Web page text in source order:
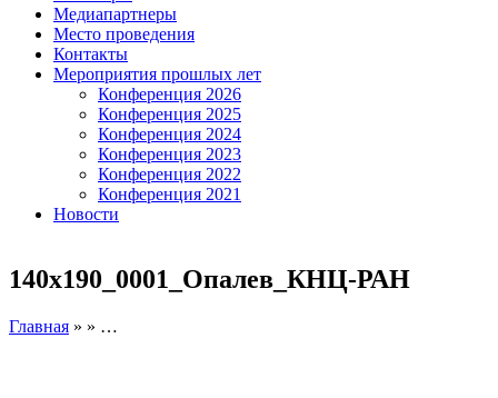
Медиапартнеры
Место проведения
Контакты
Мероприятия прошлых лет
Конференция 2026
Конференция 2025
Конференция 2024
Конференция 2023
Конференция 2022
Конференция 2021
Новости
140х190_0001_Опалев_КНЦ-РАН
Главная » » …